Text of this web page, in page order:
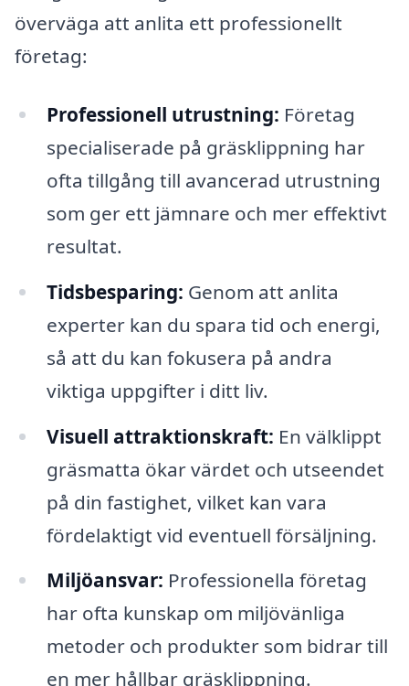
överväga att anlita ett professionellt
företag:
Professionell utrustning: Företag
specialiserade på gräsklippning har
ofta tillgång till avancerad utrustning
som ger ett jämnare och mer effektivt
resultat.
Tidsbesparing: Genom att anlita
experter kan du spara tid och energi,
så att du kan fokusera på andra
viktiga uppgifter i ditt liv.
Visuell attraktionskraft: En välklippt
gräsmatta ökar värdet och utseendet
på din fastighet, vilket kan vara
fördelaktigt vid eventuell försäljning.
Miljöansvar: Professionella företag
har ofta kunskap om miljövänliga
metoder och produkter som bidrar till
en mer hållbar gräsklippning.